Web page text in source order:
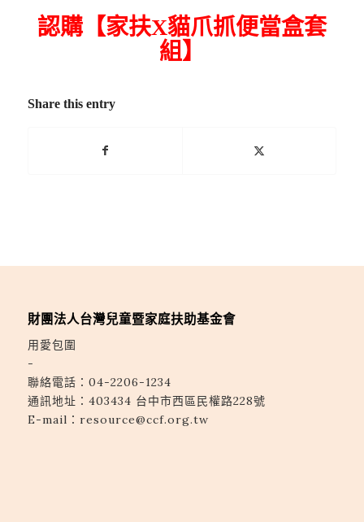
認購【家扶X貓爪抓便當盒套
組】
Share this entry
財團法人台灣兒童暨家庭扶助基金會
用愛包圍
-
聯絡電話： 04-2206-1234
通訊地址： 403434 台中市西區民權路228號
E-mail： resource@ccf.org.tw